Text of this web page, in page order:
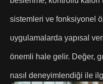
sistemleri ve fonksiyonel
uygulamalarda yapısal
önemli hale gelir. Değer,
nasıl deneyimlendiği ile